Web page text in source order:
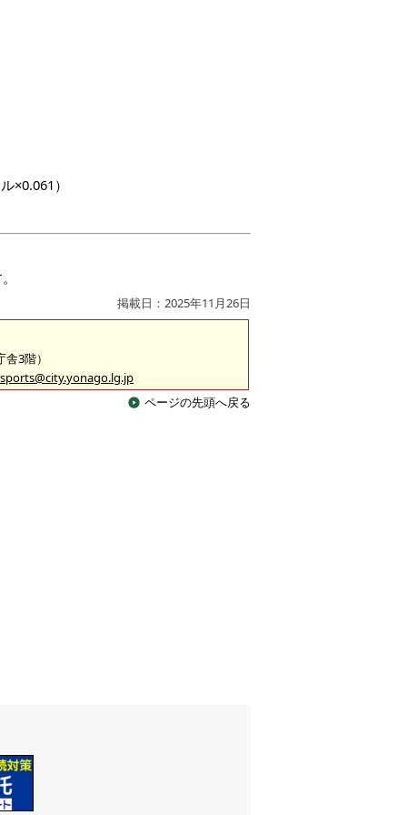
×0.061）
掲載日：2025年11月26日
3階）
sports@city.yonago.lg.jp
ページの先頭へ戻る